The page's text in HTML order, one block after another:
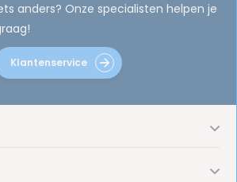
anders? Onze specialisten helpen je
Klantenservice